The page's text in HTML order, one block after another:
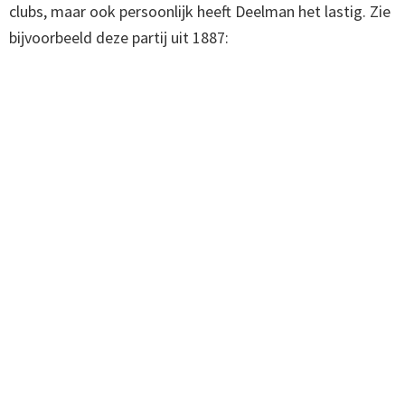
clubs, maar ook persoonlijk heeft Deelman het lastig. Zie
bijvoorbeeld deze partij uit 1887: